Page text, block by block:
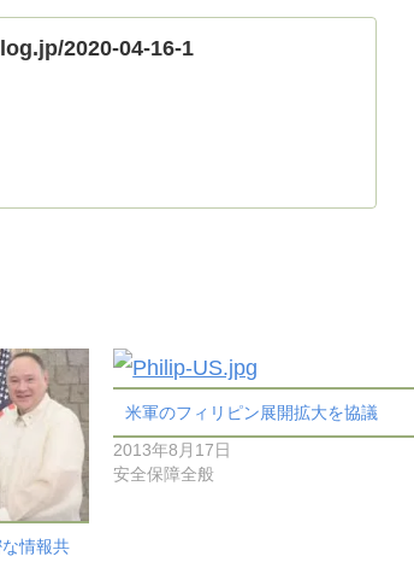
2020-04-16-1
情報共
米軍のフィリピン展開拡大を協議
2013年8月17日
安全保障全般